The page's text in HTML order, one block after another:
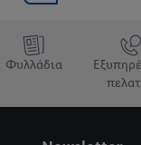
Φυλλάδια